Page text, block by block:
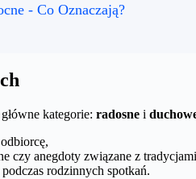
- Co Oznaczają?
kategorie: radosne i
czy anegdoty związane z
rodzinnych spotkań.